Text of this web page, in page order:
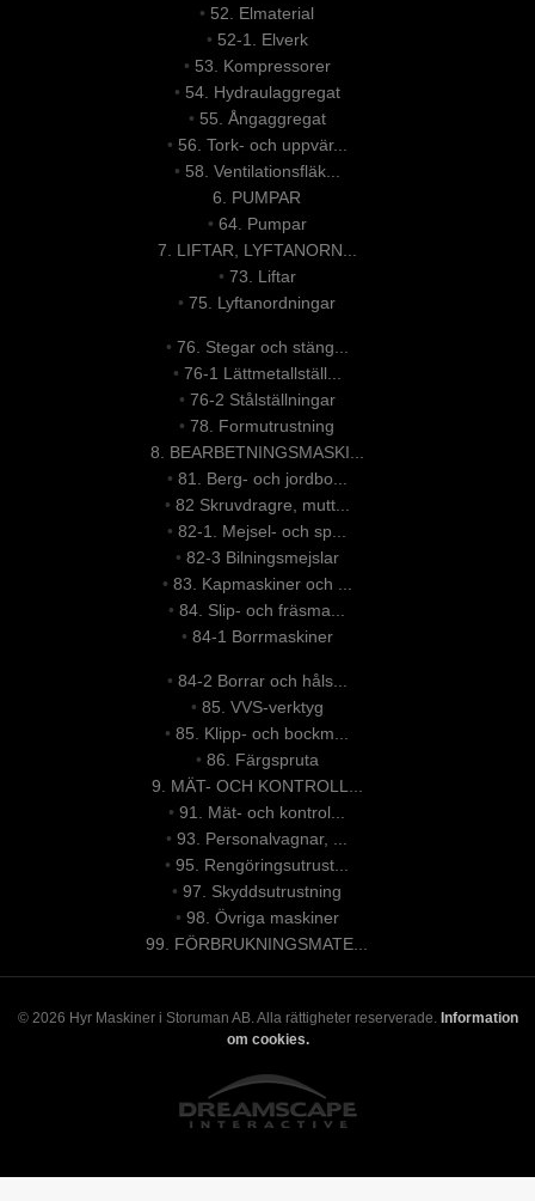
• 52. Elmaterial
• 52-1. Elverk
• 53. Kompressorer
• 54. Hydraulaggregat
• 55. Ångaggregat
• 56. Tork- och uppvär...
• 58. Ventilationsfläk...
6. PUMPAR
• 64. Pumpar
7. LIFTAR, LYFTANORN...
• 73. Liftar
•75. Lyftanordningar
• 76. Stegar och stäng...
• 76-1 Lättmetallställ...
• 76-2 Stålställningar
•78. Formutrustning
8. BEARBETNINGSMASKI...
• 81. Berg- och jordbo...
• 82 Skruvdragre, mutt...
•82-1. Mejsel- och sp...
• 82-3 Bilningsmejslar
• 83. Kapmaskiner och ...
•84. Slip- och fräsma...
• 84-1 Borrmaskiner
• 84-2 Borrar och håls...
• 85. VVS-verktyg
•85. Klipp- och bockm...
• 86. Färgspruta
9. MÄT- OCH KONTROLL...
•91. Mät- och kontrol...
•93. Personalvagnar, ...
•95. Rengöringsutrust...
•97. Skyddsutrustning
• 98. Övriga maskiner
99. FÖRBRUKNINGSMATE...
© 2026 Hyr Maskiner i Storuman AB. Alla rättigheter reserverade. Information
om cookies.